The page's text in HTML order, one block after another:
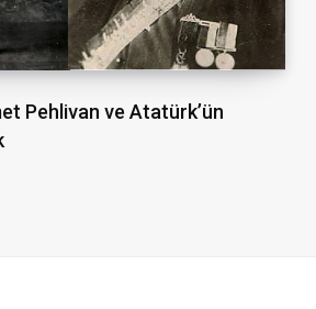
Pehlivan ve Atatürk’ün